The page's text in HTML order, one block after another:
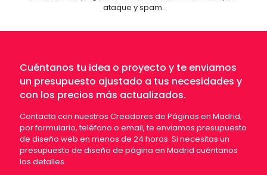
ataque y spam.
Cuéntanos tu idea o proyecto y te enviamos
un presupuesto ajustado a tus necesidades y
con los precios más actualizados.
Contacta con nuestros Creadores de Páginas en Madrid,
por formulario, teléfono o email, te enviamos presupuesto
de diseño web en menos de 24 horas. Si necesitas un
presupuesto de diseño de página en Madrid cuéntanos
los detalles.